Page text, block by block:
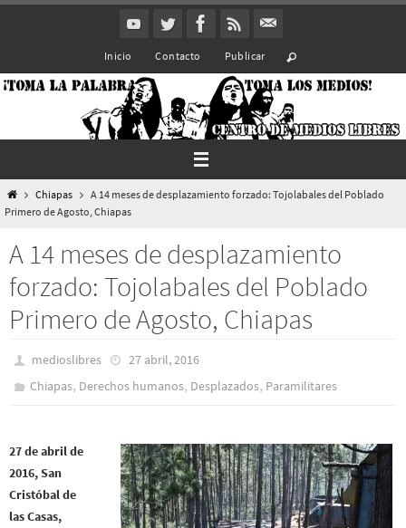
Inicio Contacto Publicar
InicioChiapas
A 14 meses de desplazamiento forzado: Tojolabales del Poblado
Primero de Agosto, Chiapas
A 14 meses de desplazamiento
forzado: Tojolabales del Poblado
Primero de Agosto, Chiapas
medioslibres
27 abril, 2016
Chiapas, Derechos humanos, Desplazados, Paramilitares
27 de abril de
2016, San
Cristóbal de
las Casas,